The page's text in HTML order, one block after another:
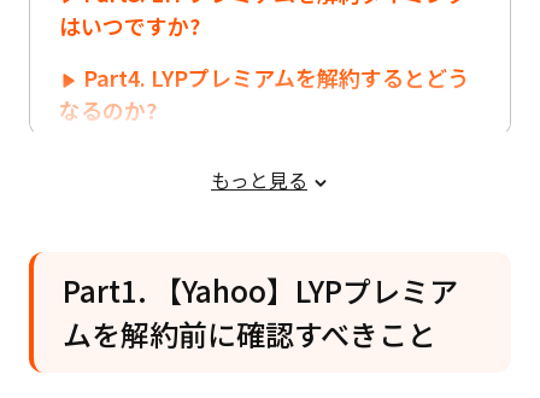
はいつですか?
Part4. LYPプレミアムを解約するとどう
なるのか?
LINEデータを復元する方法
もっと見る
Part1. 【Yahoo】LYPプレミア
ムを解約前に確認すべきこと